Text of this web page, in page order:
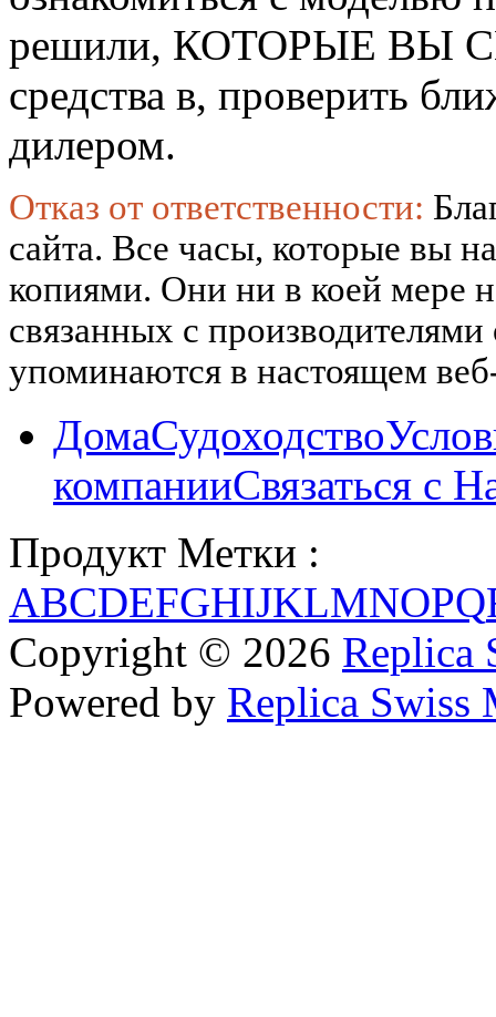
решили, КОТОРЫЕ ВЫ
средства в, проверить
дилером.
Отказ от ответственности:
сайта. Все часы, которые вы
копиями. Они ни в коей мере
связанных с
упоминаются в настоящем
ДомаСудоходство
компанииСвязаться с
Продукт Метки :
ABCDEFGHIJKLMNOPQ
Copyright © 2026 Replica
Powered by Replica Swiss